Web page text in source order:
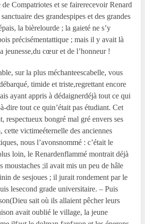
de Compatriotes et se fairerecevoir Renard
des grandespipes et des grandes
la bièrelourde ; la gaieté ne s’y
précisémentattique ; mais il y avait là
jeunesse,du cœur et de l’honneur !
sur la plus méchanteescabelle, vous
timide et triste,regrettant encore
ayant appris à dédaignerdéjà tout ce qui
dire tout ce quin’était pas étudiant. Cet
respectueux bongré mal gré envers ses
cette victimeéternelle des anciennes
nous l’avonsnommé : c’était le
loin, le Renardenflammé montrait déjà
moustaches ;il avait mis un peu de hâle
de sesjoues ; il jurait rondement par le
lesecond grade universitaire. – Puis
sait où ils allaient pêcher leurs
avait oublié le village, la jeune